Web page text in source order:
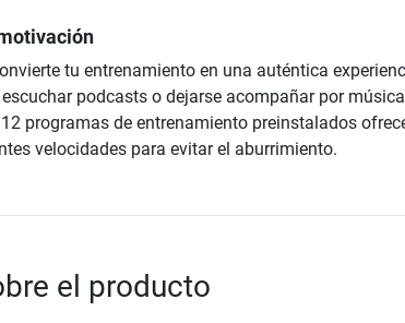
tu entrenamiento en una auténtica
podcasts o dejarse acompañar por música
programas de entrenamiento preinstalados
velocidades para evitar el aburrimiento.
el producto